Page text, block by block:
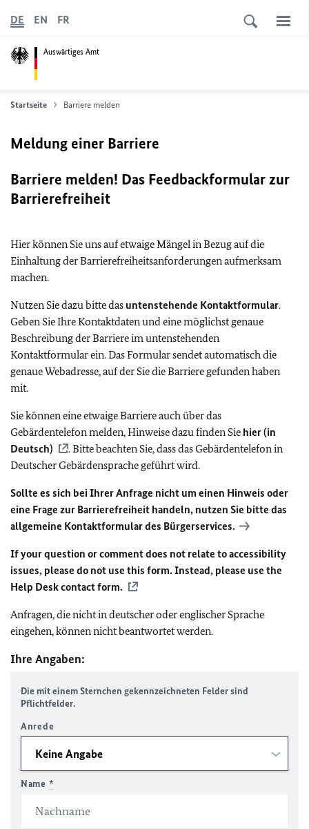
Auswärtiges Amt
DE EN FR
Startseite Barriere melden
Meldung einer Barriere
Barriere melden! Das Feedbackformular zur
Barrierefreiheit
Hier können Sie uns auf etwaige Mängel in Bezug auf die
Einhaltung der Barrierefreiheitsanforderungen aufmerksam
machen.
Nutzen Sie dazu bitte das untenstehende Kontaktformular.
Geben Sie Ihre Kontaktdaten und eine möglichst genaue
Beschreibung der Barriere im untenstehenden
Kontaktformular ein. Das Formular sendet automatisch die
genaue Webadresse, auf der Sie die Barriere gefunden haben
mit.
Sie können eine etwaige Barriere auch über das
Gebärdentelefon melden, Hinweise dazu finden Sie hier (in
Deutsch)
. Bitte beachten Sie, dass das Gebärdentelefon in
Deutscher Gebärdensprache geführt wird.
Sollte es sich bei Ihrer Anfrage nicht um einen Hinweis oder
eine Frage zur Barrierefreiheit handeln, nutzen Sie bitte das
allgemeine Kontaktformular des Bürgerservices.
If your question or comment does not relate to accessibility
issues, please do not use this form. Instead, please use the
Help Desk contact form.
Anfragen, die nicht in deutscher oder englischer Sprache
eingehen, können nicht beantwortet werden.
Ihre Angaben:
Die mit einem Sternchen gekennzeichneten Felder sind
Pflichtfelder.
Anrede
Name *